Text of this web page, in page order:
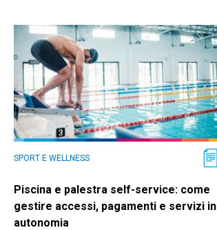
SPORT E WELLNESS
Piscina e palestra self-service: come
gestire accessi, pagamenti e servizi in
autonomia